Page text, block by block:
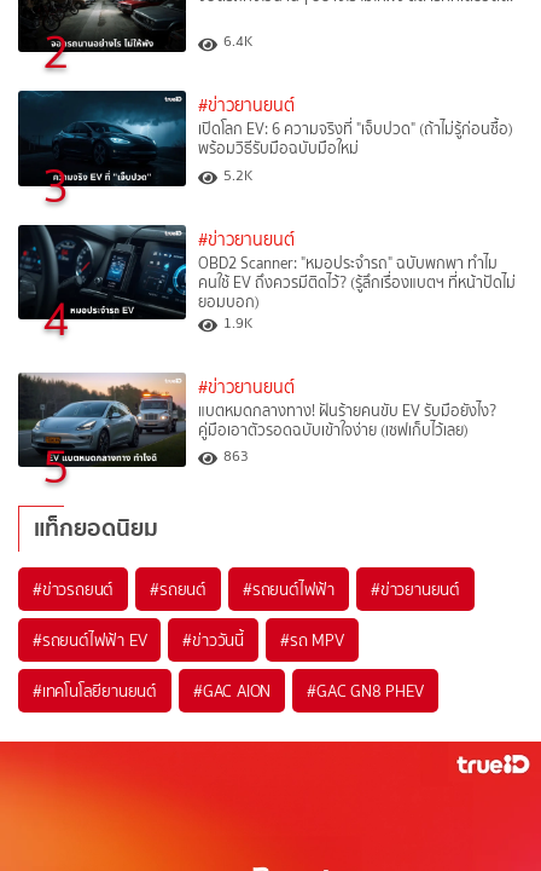
2 6.4K
3
#ข่าวยานยนต์
เปิดโลก EV: 6 ความจริงที่ "เจ็บปวด" (ถ้าไม่รู้ก่อนซื้อ)
พร้อมวิธีรับมือฉบับมือใหม่
5.2K
4
#ข่าวยานยนต์
OBD2 Scanner: "หมอประจำรถ" ฉบับพกพา ทำไม
คนใช้ EV ถึงควรมีติดไว้? (รู้ลึกเรื่องแบตฯ ที่หน้าปัดไม่
ยอมบอก)
1.9K
5
#ข่าวยานยนต์
แบตหมดกลางทาง! ฝันร้ายคนขับ EV รับมือยังไง?
คู่มือเอาตัวรอดฉบับเข้าใจง่าย (เซฟเก็บไว้เลย)
863
แท็กยอดนิยม
#ข่าวรถยนต์ #รถยนต์ #รถยนต์ไฟฟ้า #ข่าวยานยนต์
#รถยนต์ไฟฟ้า EV #ข่าววันนี้ #รถ MPV
#เทคโนโลยียานยนต์ #GAC AION #GAC GN8 PHEV